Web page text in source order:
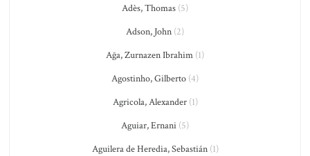
Adès, Thomas (5)
Adson, John (2)
Ağa, Zurnazen Ibrahim (1)
Agostinho, Gilberto (4)
Agricola, Alexander(1)
Aguiar, Ernani (5)
Aguilera de Heredia, Sebastián(1)